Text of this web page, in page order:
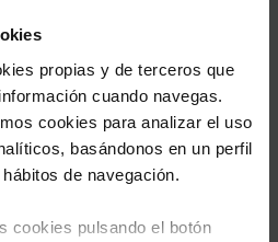
propias y de terceros que
cuando navegas.
cookies para analizar el uso
basándonos en un perfil
de navegación.
cookies pulsando el botón
ahorrar en sus costes.